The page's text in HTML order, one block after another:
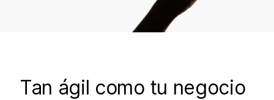
Tan ágil como tu negocio